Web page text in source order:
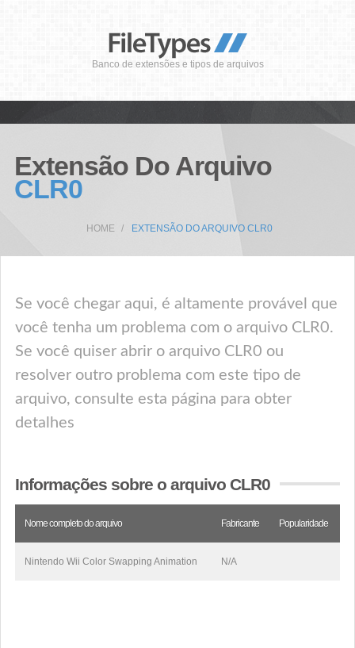
Banco de extensões e tipos de arquivos
Extensão Do Arquivo
CLR0
HOME EXTENSÃO DO ARQUIVO CLR0
Se você chegar aqui, é altamente provável que
você tenha um problema com o arquivo CLR0.
Se você quiser abrir o arquivo CLR0 ou
resolver outro problema com este tipo de
arquivo, consulte esta página para obter
detalhes
Informações sobre o arquivo CLR0
Nome completo do arquivo Fabricante Popularidade
Nintendo Wii Color Swapping Animation N/A